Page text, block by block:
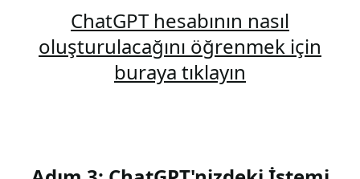
ChatGPT hesabının nasıl
oluşturulacağını öğrenmek için
buraya tıklayın